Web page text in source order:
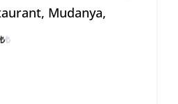
Mudanya,
₺₺